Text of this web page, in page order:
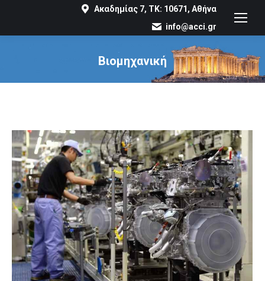
Ακαδημίας 7, ΤΚ: 10671, Αθήνα
info@acci.gr
Βιομηχανική
You are here: